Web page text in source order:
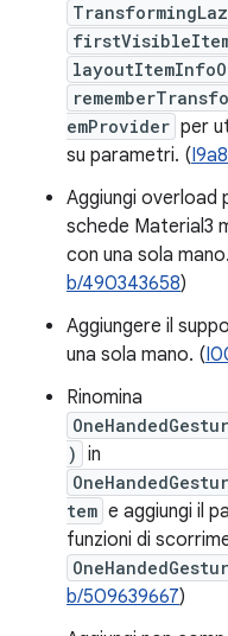
emProvider per
su parametri. (
Aggiungi overload
schede Material3
con una sola
b/490343658)
Aggiungere il
una sola mano. (
Rinomina
) in
tem e aggiungi il
funzioni di
b/509639667)